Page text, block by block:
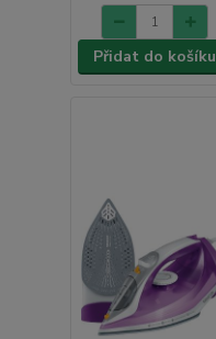
Přidat do košíku